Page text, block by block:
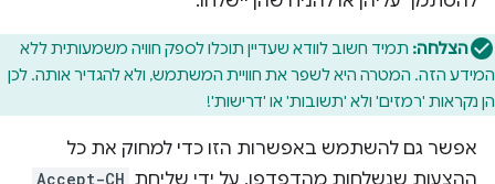
הצלחה: תמיד חשוב לוודא שעדיין תוכלו לספק חוויה משמעותית ללא
המידע הזה. המטרה היא לשפר את חוויית המשתמש, ולא להגדיר אותה. לכן
הן נקראות 'רמזים' ולא 'תשובות' או 'דרישות'!
אפשר גם להשתמש באפשרות הזו כדי למחוק את כל
ההצעות שנשלחות מהדפדפן, על ידי שליחת Accept-CH